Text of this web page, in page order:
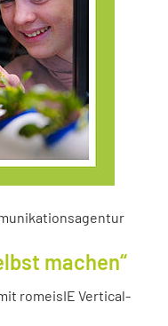
machen“
romeisIE Vertical-